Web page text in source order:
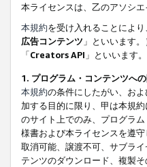
本ライセンスは、乙のアソシ
本規約を受け入れることによ
広告コンテンツ 」といいます
「Creators API 」といいます
1. プログラム・コンテンツへ
本規約の条件にしたがい、お
加する目的に限り、甲は本規
のサイト上でのみ、プログラ
様書および本ライセンスを遵
取消可能、譲渡不可、サブラ
テンツのダウンロード、複製